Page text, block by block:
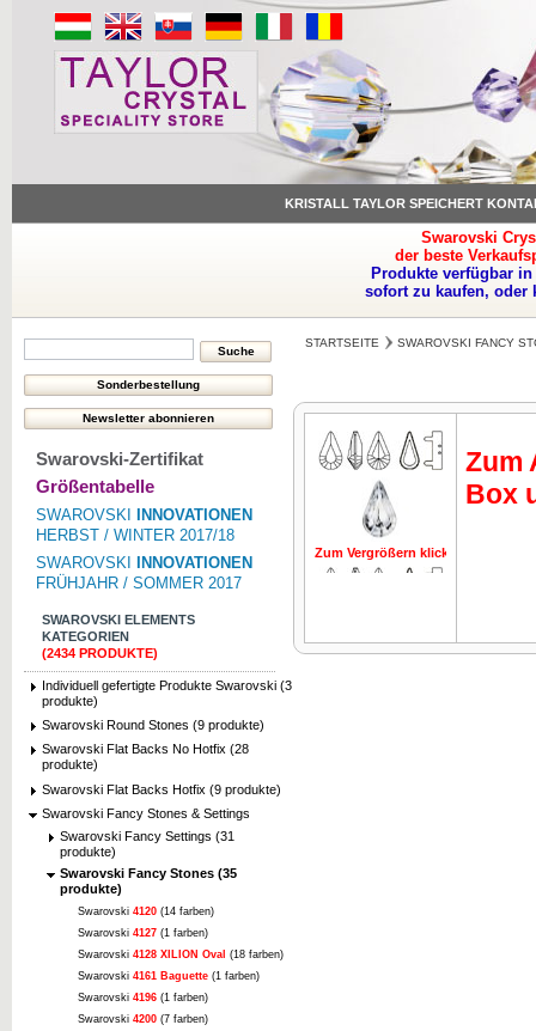
KRISTALL TAYLOR SPEICHERT
Swarovski
der beste
Produkte verfügbar
sofort zu kaufen, oder
Swarovski-Zertifikat
Größentabelle
SWAROVSKI
INNOVATIONEN
HERBST / WINTER 2017/18
SWAROVSKI
INNOVATIONEN
FRÜHJAHR / SOMMER 2017
SWAROVSKI ELEMENTS
KATEGORIEN
(2434 PRODUKTE)
Individuell gefertigte Produkte Swarovski (3
produkte)
Swarovski Round Stones (9 produkte)
Swarovski Flat Backs No Hotfix (28
produkte)
Swarovski Flat Backs Hotfix (9 produkte)
Swarovski Fancy Stones & Settings
Swarovski Fancy Settings (31
produkte)
Swarovski Fancy Stones (35
produkte)
Swarovski 4120 (14 farben)
Swarovski 4127 (1 farben)
Swarovski 4128 XILION Oval (18 farben)
Swarovski 4161 Baguette (1 farben)
Swarovski 4196 (1 farben)
Swarovski 4200 (7 farben)
STARTSEITE SWAROVSKI FANCY
Zum Vergrößern klicken
Zum
Box